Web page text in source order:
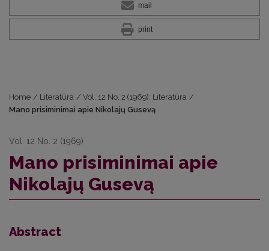
mail
print
Home / Literatūra / Vol. 12 No. 2 (1969): Literatūra /
Mano prisiminimai apie Nikolajų Gusevą
Vol. 12 No. 2 (1969)
Mano prisiminimai apie
Nikolajų Gusevą
Abstract